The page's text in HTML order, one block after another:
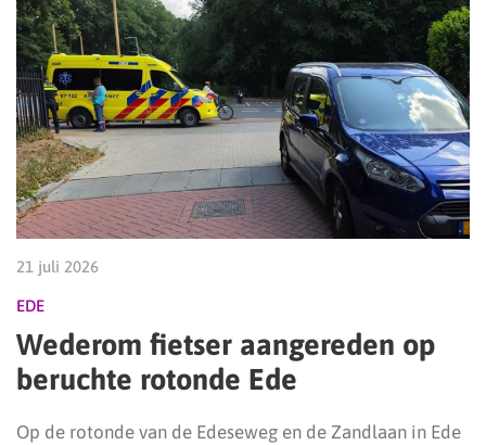
21 juli 2026
EDE
Wederom fietser aangereden op
beruchte rotonde Ede
Op de rotonde van de Edeseweg en de Zandlaan in Ede